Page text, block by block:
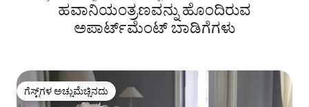
ಹವಾನಿಯಂತ್ರಣವನ್ನು ಹೊಂದಿರುವ
ಅಪಾರ್ಟ್‌ಮೆಂಟ್‌ ಬಾಡಿಗೆಗಳು
ಗೆಸ್ಟ್‌ಗಳ ಅಚ್ಚುಮೆಚ್ಚಿನದು
ಗೆಸ್ಟ್‌ಗಳ ಅಚ್ಚುಮೆಚ್ಚಿನದು